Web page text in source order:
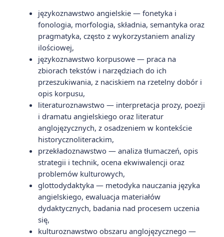
językoznawstwo angielskie — fonetyka i
fonologia, morfologia, składnia, semantyka oraz
pragmatyka, często z wykorzystaniem analizy
ilościowej,
językoznawstwo korpusowe — praca na
zbiorach tekstów i narzędziach do ich
przeszukiwania, z naciskiem na rzetelny dobór i
opis korpusu,
literaturoznawstwo — interpretacja prozy, poezji
i dramatu angielskiego oraz literatur
anglojęzycznych, z osadzeniem w kontekście
historycznoliterackim,
przekładoznawstwo — analiza tłumaczeń, opis
strategii i technik, ocena ekwiwalencji oraz
problemów kulturowych,
glottodydaktyka — metodyka nauczania języka
angielskiego, ewaluacja materiałów
dydaktycznych, badania nad procesem uczenia
się,
kulturoznawstwo obszaru anglojęzycznego —